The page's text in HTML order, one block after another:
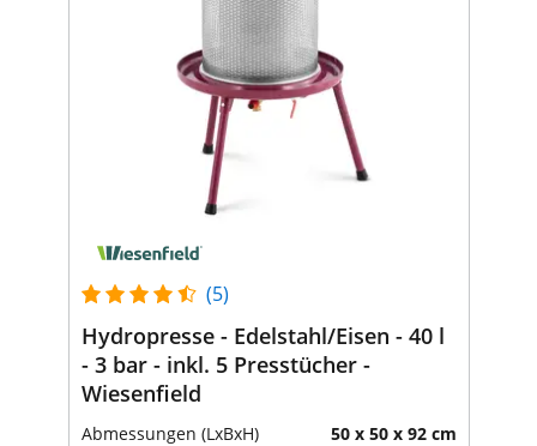
(5)
Hydropresse - Edelstahl/Eisen - 40 l
- 3 bar - inkl. 5 Presstücher -
Wiesenfield
Abmessungen (LxBxH) 50 x 50 x 92 cm